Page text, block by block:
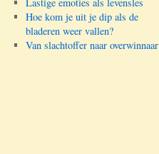
Hoe kom je uit je dip als de
bladeren weer vallen?
Van slachtoffer naar overwinnaar